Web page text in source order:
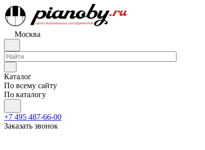
Москва
Каталог
По всему сайту
По каталогу
+7 495 487-66-00
Заказать звонок